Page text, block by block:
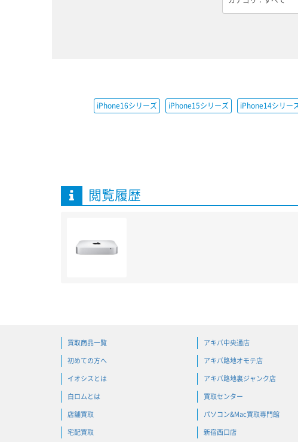
iPhone16シリーズ iPhone15シリーズ iPhone14シリー
閲覧履歴
買取商品一覧
初めての方へ
イオシスとは
白ロムとは
店舗買取
宅配買取
アキバ中央通店
アキバ路地オモテ店
アキバ路地裏ジャンク店
買取センター
パソコン&Mac買取専門館
新宿西口店